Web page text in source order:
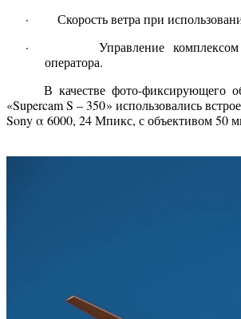
· Скорость ветра при
· Управление комплексом
оператора.
В качестве фото-фиксирующего
«Supercam S – 350» использовались
Sony α 6000, 24 Мпикс, с объективом 50